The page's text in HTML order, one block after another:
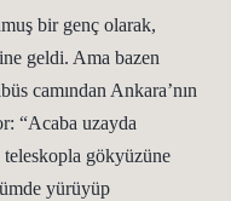
bir genç olarak,
geldi. Ama bazen
camından Ankara’nın
“Acaba uzayda
teleskopla gökyüzüne
yürüyüp